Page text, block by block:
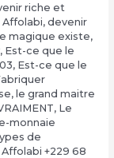
riche et
Affolabi, devenir
magique existe,
, Est-ce que le
, Est-ce que le
, le grand maitre
, Le
monnaie
de
+229 68